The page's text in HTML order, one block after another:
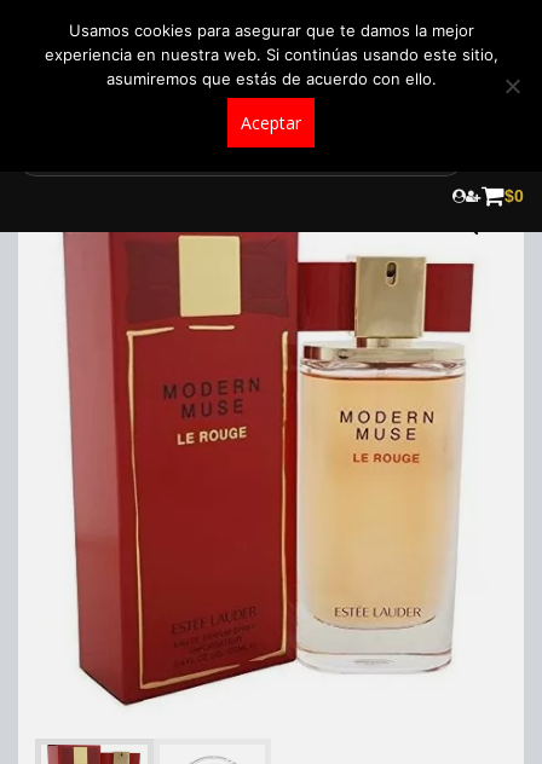
$0
Usamos cookies para asegurar que te damos la mejor
experiencia en nuestra web. Si continúas usando este sitio,
asumiremos que estás de acuerdo con ello.
Aceptar